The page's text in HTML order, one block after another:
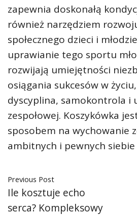
zapewnia doskonałą
również narzędziem
społecznego dzieci i
uprawianie tego sportu
rozwijają umiejętności
osiągania sukcesów w
dyscyplina, samokontrola i
zespołowej. Koszykówka
sposobem na wychowanie
ambitnych i pewnych siebie
Previous Post
Ile kosztuje echo
serca? Kompleksowy